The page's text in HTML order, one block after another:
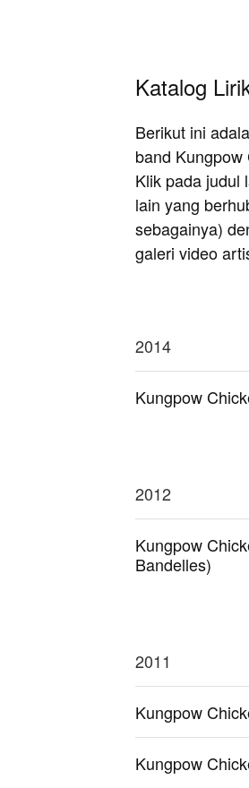
Katalog
Berikut ini
band
Klik pada judul
lain yang
sebagainya)
galeri video
2014
Kungpow
2012
Kungpow
Bandelles)
2011
Kungpow
Kungpow